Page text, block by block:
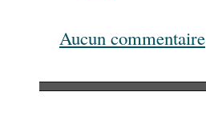
Aucun commentaire